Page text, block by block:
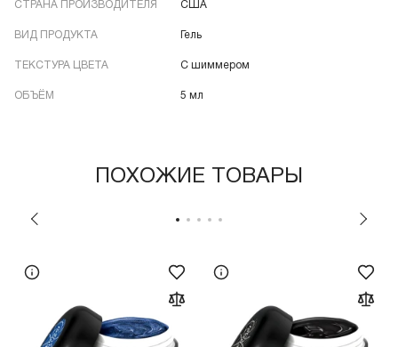
СТРАНА ПРОИЗВОДИТЕЛЯ США
ВИД ПРОДУКТА Гель
ТЕКСТУРА ЦВЕТА С шиммером
ОБЪЁМ 5 мл
ПОХОЖИЕ ТОВАРЫ